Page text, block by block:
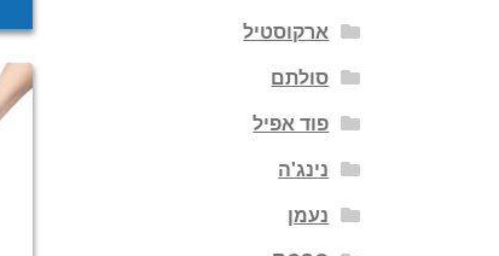
ארקוסטיל
סולתם
פוד אפיל
נינג'ה
נעמן